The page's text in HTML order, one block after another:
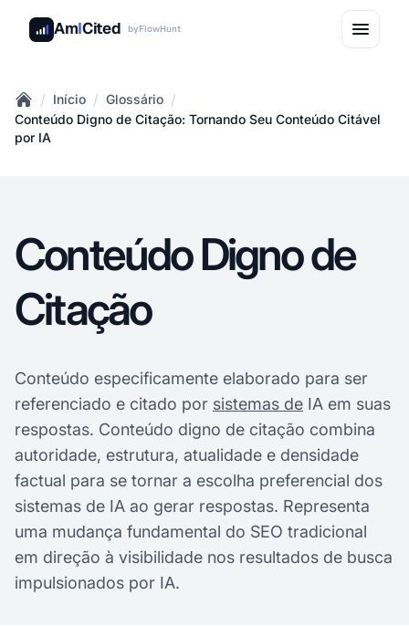
AmICited byFlowHunt
Home
/ Início / Glossário /
Conteúdo Digno de Citação: Tornando Seu Conteúdo Citável
por IA
Conteúdo Digno de
Citação
Conteúdo especificamente elaborado para ser
referenciado e citado por sistemas de IA em suas
respostas. Conteúdo digno de citação combina
autoridade, estrutura, atualidade e densidade
factual para se tornar a escolha preferencial dos
sistemas de IA ao gerar respostas. Representa
uma mudança fundamental do SEO tradicional
em direção à visibilidade nos resultados de busca
impulsionados por IA.